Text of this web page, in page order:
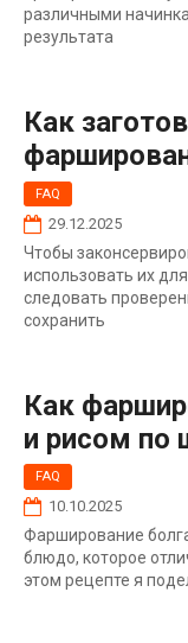
различными
результата
Как
FAQ
29.12.2025
Чтобы
использовать их
следовать
сохранить
Как
и рисом по
FAQ
10.10.2025
Фарширование
блюдо, которое
этом рецепте я